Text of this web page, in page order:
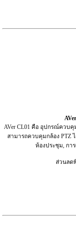
AVer CL01 คือ อุปกรณ์ควบ
สามารถควบคุมกล้อง PTZ
ห้องประชุม, กา
ส่วนลด